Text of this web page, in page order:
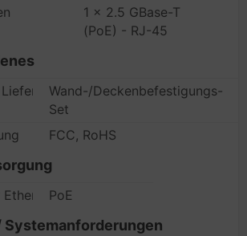
1 x 2.5 GBase-T
(PoE) - RJ-45
Wand-/Deckenbefestigungs-
Set
FCC, RoHS
(PoE)-Unterstützung
PoE
Systemanforderungen